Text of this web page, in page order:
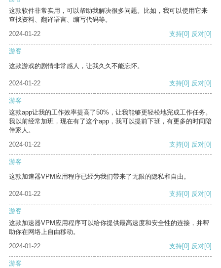
这款软件非常实用，可以帮助我解决很多问题。比如，我可以使用它来
查找资料、翻译语言、编写代码等。
2024-01-22
支持[0] 反对[0]
游客
这款游戏的剧情非常感人，让我久久不能忘怀。
2024-01-22 支持[0] 反对[0]
游客
这款app让我的工作效率提高了50%，让我能够更轻松地完成工作任务。
我以前经常加班，现在有了这个app，我可以提前下班，有更多的时间陪
伴家人。
2024-01-22
支持[0] 反对[0]
游客
这款加速器VPM应用程序已经为我们带来了无限的隐私和自由。
2024-01-22 支持[0] 反对[0]
游客
这款加速器VPM应用程序可以给你提供最高速度和安全性的连接，并帮
助你在网络上自由移动。
2024-01-22
支持[0] 反对[0]
游客